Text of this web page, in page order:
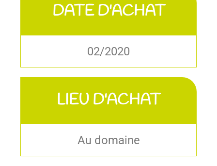
DATE D'ACHAT
02/2020
LIEU D'ACHAT
Au domaine